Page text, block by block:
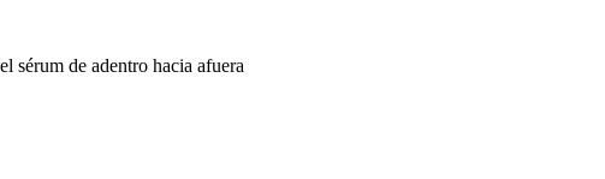
sérum de adentro hacia afuera